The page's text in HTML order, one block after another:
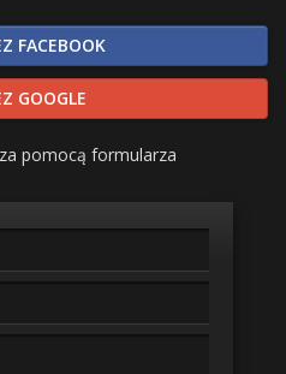
FACEBOOK
GOOGLE
pomocą formularza